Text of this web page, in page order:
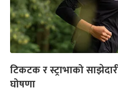
टिकटक र स्ट्राभाको
घोषणा